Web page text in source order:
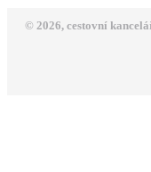
© 2026, cestovní